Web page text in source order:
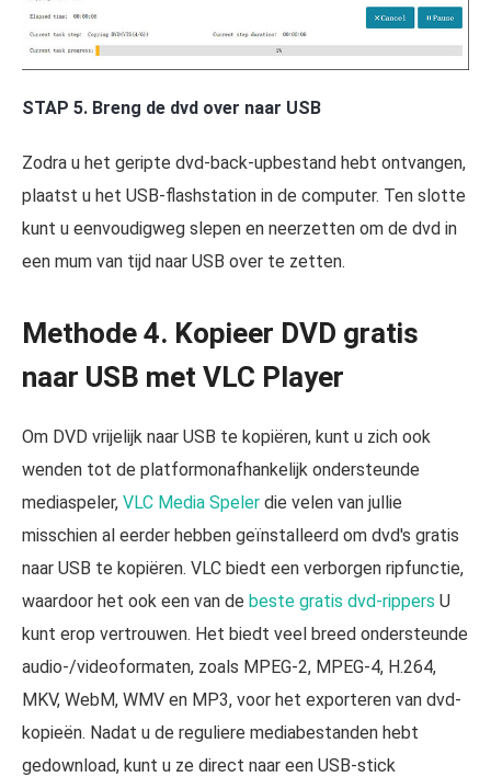
STAP 5. Breng de dvd over naar USB
Zodra u het geripte dvd-back-upbestand hebt ontvangen,
plaatst u het USB-flashstation in de computer. Ten slotte
kunt u eenvoudigweg slepen en neerzetten om de dvd in
een mum van tijd naar USB over te zetten.
Methode 4. Kopieer DVD gratis
naar USB met VLC Player
Om DVD vrijelijk naar USB te kopiëren, kunt u zich ook
wenden tot de platformonafhankelijk ondersteunde
mediaspeler, VLC Media Speler die velen van jullie
misschien al eerder hebben geïnstalleerd om dvd's gratis
naar USB te kopiëren. VLC biedt een verborgen ripfunctie,
waardoor het ook een van de beste gratis dvd-rippers U
kunt erop vertrouwen. Het biedt veel breed ondersteunde
audio-/videoformaten, zoals MPEG-2, MPEG-4, H.264,
MKV, WebM, WMV en MP3, voor het exporteren van dvd-
kopieën. Nadat u de reguliere mediabestanden hebt
gedownload, kunt u ze direct naar een USB-stick